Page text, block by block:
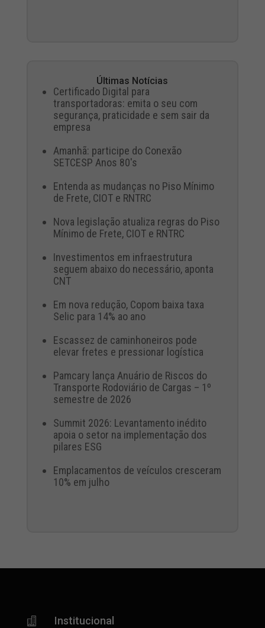
Últimas Notícias
Certificado Digital para
transportadoras: emita o seu com
segurança, praticidade e sem sair da
empresa
Amanhã: participe do Conexão
SETCESP Anos 80's
Entenda as mudanças no Piso Mínimo
de Frete, CIOT e RNTRC
Nova legislação atualiza regras do Piso
Mínimo de Frete, CIOT e RNTRC
Investimentos em infraestrutura
seguem abaixo do necessário, aponta
CNT
Em nova redução, Copom baixa taxa
Selic para 14% ao ano
Escassez de caminhoneiros pode
elevar fretes e pressionar logística
Pamcary lança Anuário de Riscos do
Transporte Rodoviário de Cargas – 1º
semestre de 2026
Summit 2026: Levantamento inédito
apoia o setor na implementação dos
pilares ESG
Emplacamentos de veículos cresceram
10% em julho
 Institucional